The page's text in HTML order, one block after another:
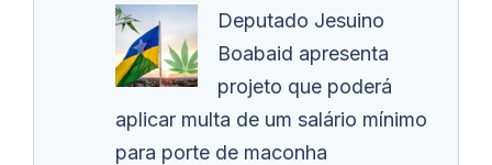
Deputado Jesuino
Boabaid apresenta
projeto que poderá
aplicar multa de um salário mínimo
para porte de maconha